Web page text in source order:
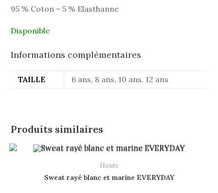
95 % Coton – 5 % Elasthanne
Disponible
Informations complémentaires
TAILLE 6 ans, 8 ans, 10 ans, 12 ans
Produits similaires
Hauts
Sweat rayé blanc et marine EVERYDAY